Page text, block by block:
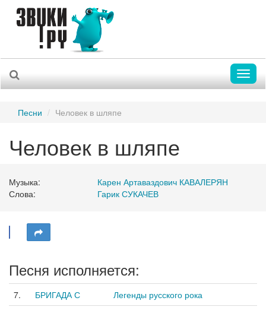
Песни Человек в шляпе
Человек в шляпе
Музыка:
Карен Артаваздович КАВАЛЕРЯН
Слова:
Гарик СУКАЧЕВ
Песня исполняется:
7. БРИГАДА С
Легенды русского рока